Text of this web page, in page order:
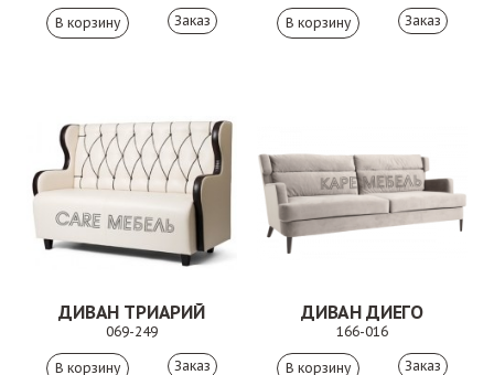
Заказ Заказ
ДИВАН ТРИАРИЙ
069-249
Заказ
ДИВАН ДИЕГО
166-016
Заказ